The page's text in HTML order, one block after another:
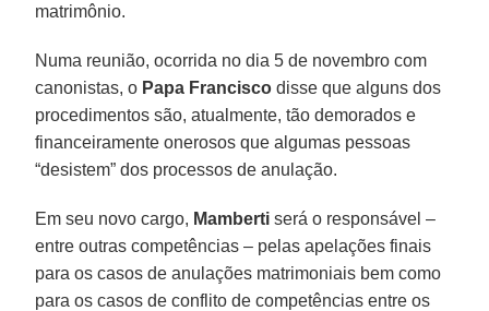
matrimônio.
Numa reunião, ocorrida no dia 5 de novembro com
canonistas, o Papa Francisco disse que alguns dos
procedimentos são, atualmente, tão demorados e
financeiramente onerosos que algumas pessoas
“desistem” dos processos de anulação.
Em seu novo cargo, Mamberti será o responsável –
entre outras competências – pelas apelações finais
para os casos de anulações matrimoniais bem como
para os casos de conflito de competências entre os